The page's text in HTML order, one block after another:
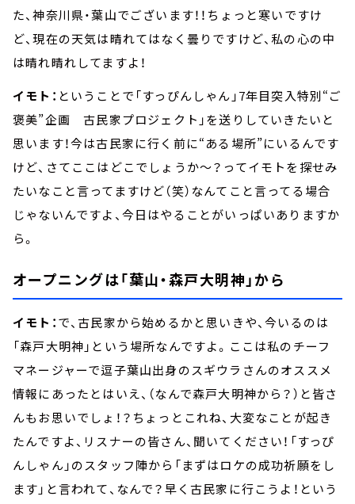
た、神奈川県・葉山でございます！！ちょっと寒いですけ
ど、現在の天気は晴れてはなく曇りですけど、私の心の中
は晴れ晴れしてますよ！
イモト： ということで「すっぴんしゃん」7年目突入特別“ご
褒美”企画 古民家プロジェクト」を送りしていきたいと
思います！今は古民家に行く前に“ある場所”にいるんです
けど、さてここはどこでしょうか～？ってイモトを探せみ
たいなこと言ってますけど（笑）なんてこと言ってる場合
じゃないんですよ、今日はやることがいっぱいありますか
ら。
オープニングは「葉山・森戸大明神」から
イモト：で、古民家から始めるかと思いきや、今いるのは
「森戸大明神」という場所なんですよ。ここは私のチーフ
マネージャーで逗子葉山出身のスギウラさんのオススメ
情報にあったとはいえ、（なんで森戸大明神から？）と皆さ
んもお思いでしょ！？ちょっとこれね、大変なことが起き
たんですよ、リスナーの皆さん、聞いてください！「すっぴ
んしゃん」のスタッフ陣から「まずはロケの成功祈願をし
ます」と言われて、なんで？早く古民家に行こうよ！という